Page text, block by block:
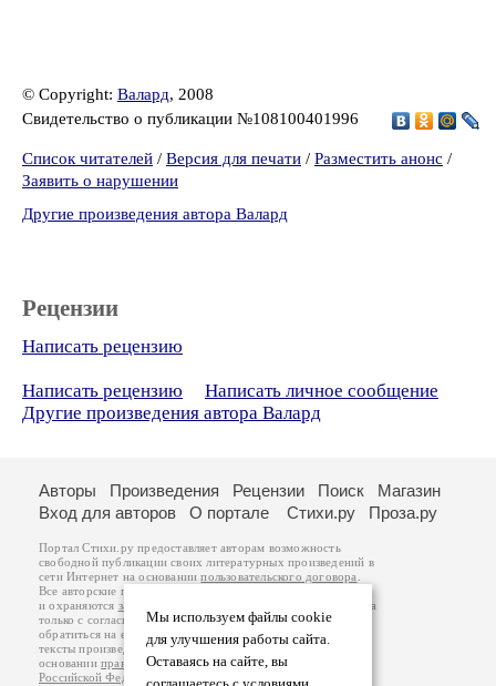
© Copyright: Валард, 2008
Свидетельство о публикации №108100401996
Список читателей / Версия для печати / Разместить анонс /
Заявить о нарушении
Другие произведения автора Валард
Рецензии
Написать рецензию
Написать рецензию
Написать личное сообщение
Другие произведения автора Валард
Мы используем файлы cookie
для улучшения работы сайта.
Оставаясь на сайте, вы
Авторы Произведения Рецензии Поиск
Магазин
Вход для авторов
О портале Стихи.ру Проза.ру
Портал Стихи.ру предоставляет авторам возможность
свободной публикации своих литературных произведений в
сети Интернет на основаниипользовательского договора
Все авторские права на произведения принадлежат авторам
и охраняются законом
. Перепечатка произведений возможна
только с согласия его автора, к которому вы можете
обратиться на его авторской странице. Ответственность за
тексты произведений авторы несут самостоятельно на
основанииправил публикацииизаконодательства
Российской Федерации